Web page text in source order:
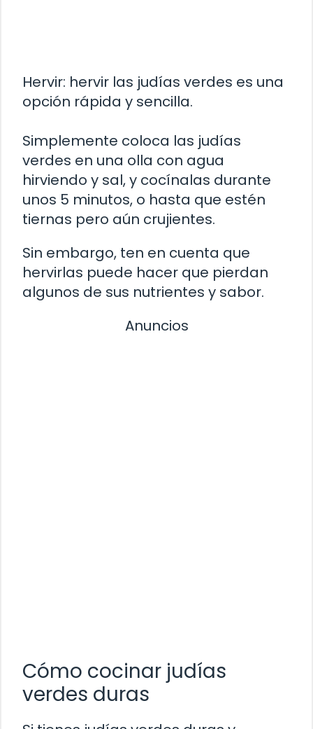
Hervir: hervir las judías verdes es una
opción rápida y sencilla.
Simplemente coloca las judías
verdes en una olla con agua
hirviendo y sal, y cocínalas durante
unos 5 minutos, o hasta que estén
tiernas pero aún crujientes.
Sin embargo, ten en cuenta que
hervirlas puede hacer que pierdan
algunos de sus nutrientes y sabor.
Anuncios
Cómo cocinar judías
verdes duras